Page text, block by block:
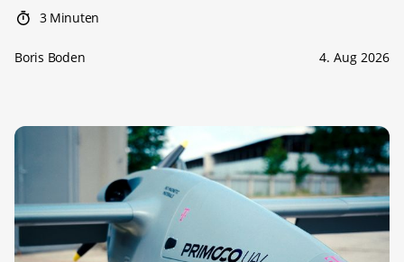
3 Minuten
Boris Boden 4. Aug 2026